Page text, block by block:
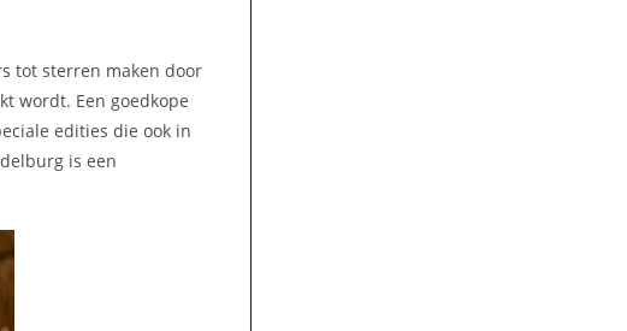
tot sterren maken door
wordt. Een goedkope
edities die ook in
is een